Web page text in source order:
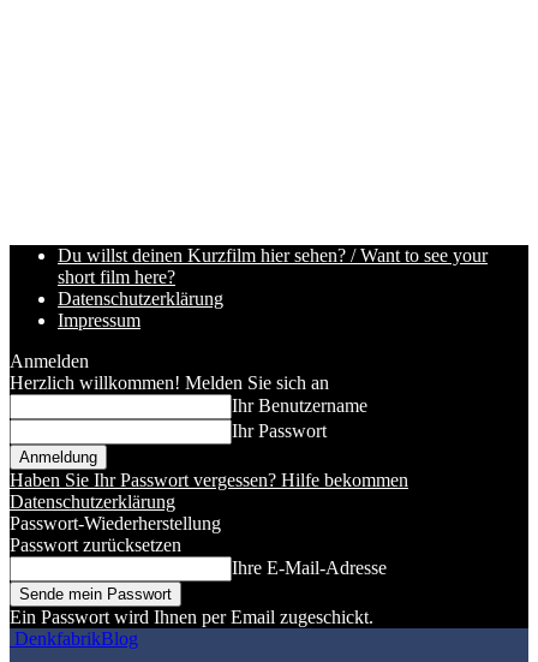
Du willst deinen Kurzfilm hier sehen? / Want to see your
short film here?
Datenschutzerklärung
Impressum
Anmelden
Herzlich willkommen! Melden Sie sich an
Ihr Benutzername
Ihr Passwort
Haben Sie Ihr Passwort vergessen? Hilfe bekommen
Datenschutzerklärung
Passwort-Wiederherstellung
Passwort zurücksetzen
Ihre E-Mail-Adresse
Ein Passwort wird Ihnen per Email zugeschickt.
DenkfabrikBlog